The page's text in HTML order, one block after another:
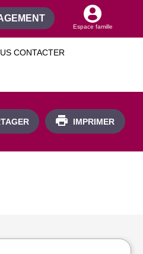
Espace famille
CONTACTER
IMPRIMER